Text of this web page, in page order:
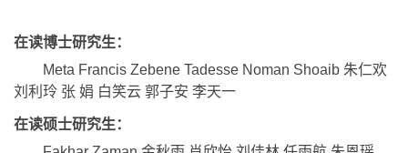
在读博士研究生：
Meta Francis Zebene Tadesse Noman Shoaib 朱仁欢
刘利玲 张 娟 白笑云 郭子安 李天一
在读硕士研究生：